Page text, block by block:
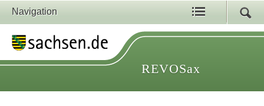
Navigation
REVOSax